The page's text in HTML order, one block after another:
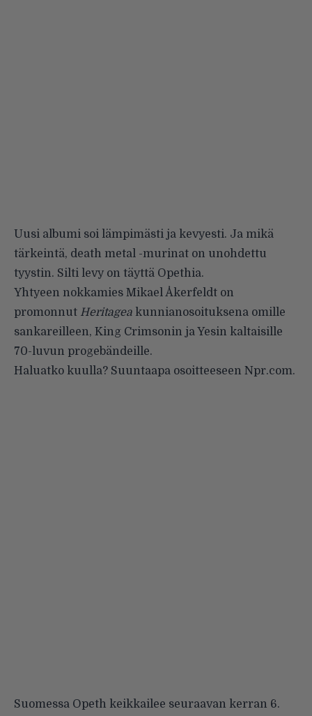
Uusi albumi soi lämpimästi ja kevyesti. Ja mikä
tärkeintä, death metal -murinat on unohdettu
tyystin. Silti levy on täyttä Opethia.
Yhtyeen nokkamies Mikael Åkerfeldt on
promonnut Heritagea kunnianosoituksena omille
sankareilleen, King Crimsonin ja Yesin kaltaisille
70-luvun progebändeille.
Haluatko kuulla? Suuntaapa osoitteeseen Npr.com.
Suomessa Opeth keikkailee seuraavan kerran 6.